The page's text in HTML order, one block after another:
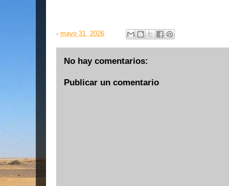
- mayo 31, 2026
No hay comentarios:
Publicar un comentario